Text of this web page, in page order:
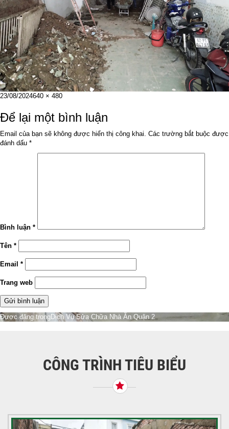
Đăng
ngày
23/08/2024Kích
đầy
đủ
640 × 480
Để lại một bình luận
Email của bạn sẽ không được hiển thị công khai. Các trường bắt buộc được
đánh dấu *
Bình luận *
Tên *
Email *
Trang web
Điều
Được đăng trongDịch Vụ Sửa Chữa Nhà Ăn Quận 2
CÔNG TRÌNH TIÊU BIỂU